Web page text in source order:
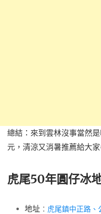
總結：來到雲林沒事當然
元，清涼又消暑推薦給大家
虎尾50年圓仔冰
地址 ： 虎尾鎮中正路、